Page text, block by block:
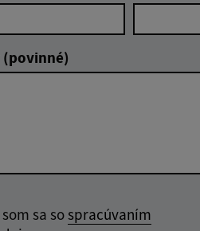
(povinné)
sa sospracúvaním